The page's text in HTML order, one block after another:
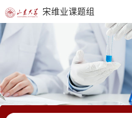
宋维业课题组